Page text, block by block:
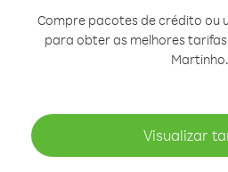
Compre pacotes de crédito ou
para obter as melhores
Martinho.
Visualizar